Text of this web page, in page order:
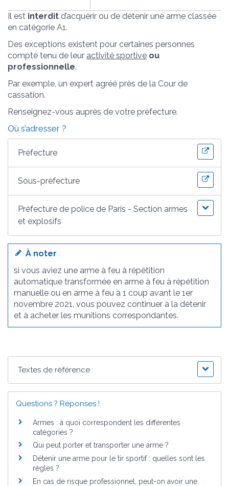
Il est interdit d’acquérir ou de détenir une arme classée
en catégorie A1.
Des exceptions existent pour certaines personnes
compte tenu de leur activité sportive ou
professionnelle.
Par exemple, un expert agréé près de la Cour de
cassation.
Renseignez-vous auprès de votre préfecture.
Où s’adresser ?
Préfecture
Sous-préfecture
Préfecture de police de Paris - Section armes
et explosifs
À noter
si vous aviez une arme à feu à répétition
automatique transformée en arme à feu à répétition
manuelle ou en arme à feu à 1 coup avant le 1 er
novembre 2021, vous pouvez continuer à la détenir
et à acheter les munitions correspondantes.
Textes de référence
Questions ? Réponses !
Armes : à quoi correspondent les différentes
catégories ?
Qui peut porter et transporter une arme ?
Détenir une arme pour le tir sportif : quelles sont les
règles ?
En cas de risque professionnel, peut-on avoir une